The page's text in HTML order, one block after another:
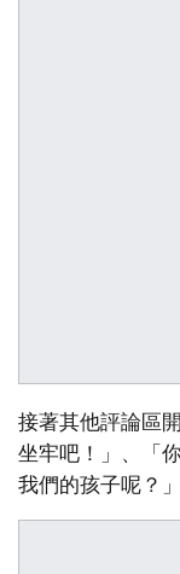
接著其他評論區
坐牢吧！」、「
我們的孩子呢？